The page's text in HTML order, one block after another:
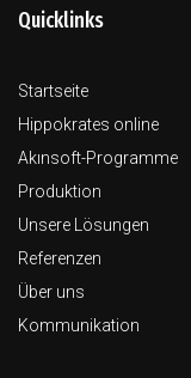
Quicklinks
Startseite
Hippokrates online
Akınsoft-Programme
Produktion
Unsere Lösungen
Referenzen
Über uns
Kommunikation